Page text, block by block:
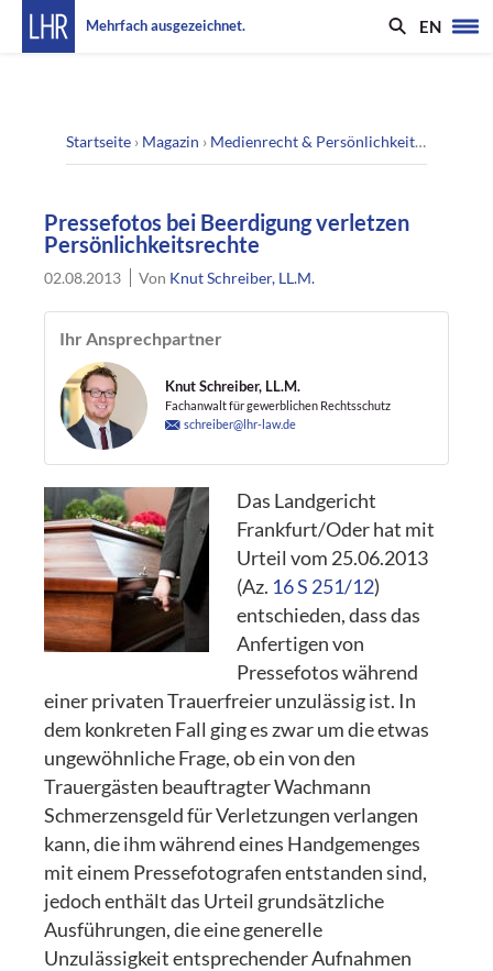
Mehrfach ausgezeichnet. EN
Startseite › Magazin › Medienrecht & Persönlichkeitsrecht
Pressefotos bei Beerdigung verletzen
Persönlichkeitsrechte
02.08.2013 Von Knut Schreiber, LL.M.
Ihr Ansprechpartner
Knut Schreiber, LL.M.
Fachanwalt für gewerblichen Rechtsschutz
schreiber@lhr-law.de
Das Landgericht
Frankfurt/Oder hat mit
Urteil vom 25.06.2013
(Az. 16 S 251/12)
entschieden, dass das
Anfertigen von
Pressefotos während
einer privaten Trauerfreier unzulässig ist. In
dem konkreten Fall ging es zwar um die etwas
ungewöhnliche Frage, ob ein von den
Trauergästen beauftragter Wachmann
Schmerzensgeld für Verletzungen verlangen
kann, die ihm während eines Handgemenges
mit einem Pressefotografen entstanden sind,
jedoch enthält das Urteil grundsätzliche
Ausführungen, die eine generelle
Unzulässigkeit entsprechender Aufnahmen